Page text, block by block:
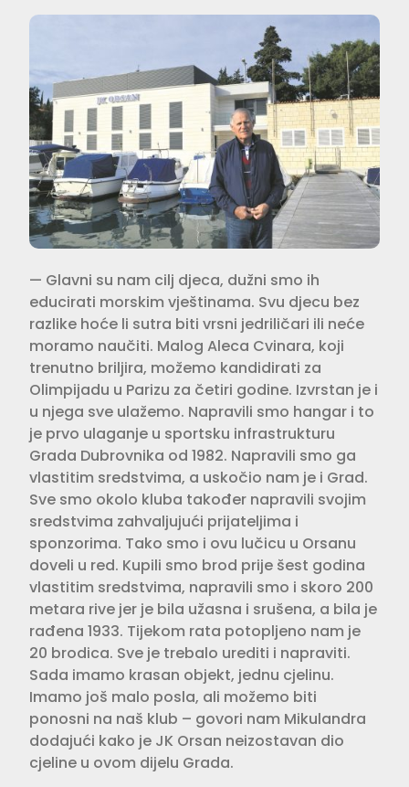
— Glavni su nam cilj djeca, dužni smo ih
educirati morskim vještinama. Svu djecu bez
razlike hoće li sutra biti vrsni jedriličari ili neće
moramo naučiti. Malog Aleca Cvinara, koji
trenutno briljira, možemo kandidirati za
Olimpijadu u Parizu za četiri godine. Izvrstan je i
u njega sve ulažemo. Napravili smo hangar i to
je prvo ulaganje u sportsku infrastrukturu
Grada Dubrovnika od 1982. Napravili smo ga
vlastitim sredstvima, a uskočio nam je i Grad.
Sve smo okolo kluba također napravili svojim
sredstvima zahvaljujući prijateljima i
sponzorima. Tako smo i ovu lučicu u Orsanu
doveli u red. Kupili smo brod prije šest godina
vlastitim sredstvima, napravili smo i skoro 200
metara rive jer je bila užasna i srušena, a bila je
rađena 1933. Tijekom rata potopljeno nam je
20 brodica. Sve je trebalo urediti i napraviti.
Sada imamo krasan objekt, jednu cjelinu.
Imamo još malo posla, ali možemo biti
ponosni na naš klub – govori nam Mikulandra
dodajući kako je JK Orsan neizostavan dio
cjeline u ovom dijelu Grada.